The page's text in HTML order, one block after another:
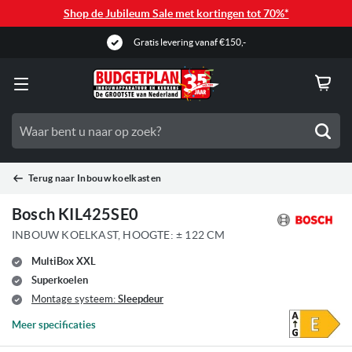
Shop de Jubileum Sale met kortingen tot 70%*
Gratis levering vanaf €150,-
Terug naar Inbouw koelkasten
Bosch KIL425SE0
INBOUW KOELKAST, HOOGTE: ± 122 CM
MultiBox XXL
Superkoelen
Montage systeem: Sleepdeur
Meer specificaties